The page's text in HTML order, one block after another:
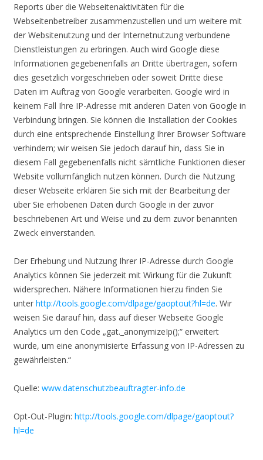
Reports über die Webseitenaktivitäten für die
Webseitenbetreiber zusammenzustellen und um weitere mit
der Websitenutzung und der Internetnutzung verbundene
Dienstleistungen zu erbringen. Auch wird Google diese
Informationen gegebenenfalls an Dritte übertragen, sofern
dies gesetzlich vorgeschrieben oder soweit Dritte diese
Daten im Auftrag von Google verarbeiten. Google wird in
keinem Fall Ihre IP-Adresse mit anderen Daten von Google in
Verbindung bringen. Sie können die Installation der Cookies
durch eine entsprechende Einstellung Ihrer Browser Software
verhindern; wir weisen Sie jedoch darauf hin, dass Sie in
diesem Fall gegebenenfalls nicht sämtliche Funktionen dieser
Website vollumfänglich nutzen können. Durch die Nutzung
dieser Webseite erklären Sie sich mit der Bearbeitung der
über Sie erhobenen Daten durch Google in der zuvor
beschriebenen Art und Weise und zu dem zuvor benannten
Zweck einverstanden.
Der Erhebung und Nutzung Ihrer IP-Adresse durch Google
Analytics können Sie jederzeit mit Wirkung für die Zukunft
widersprechen. Nähere Informationen hierzu finden Sie
unter http://tools.google.com/dlpage/gaoptout?hl=de. Wir
weisen Sie darauf hin, dass auf dieser Webseite Google
Analytics um den Code „gat._anonymizeIp();“ erweitert
wurde, um eine anonymisierte Erfassung von IP-Adressen zu
gewährleisten.“
Quelle: www.datenschutzbeauftragter-info.de
Opt-Out-Plugin: http://tools.google.com/dlpage/gaoptout?
hl=de